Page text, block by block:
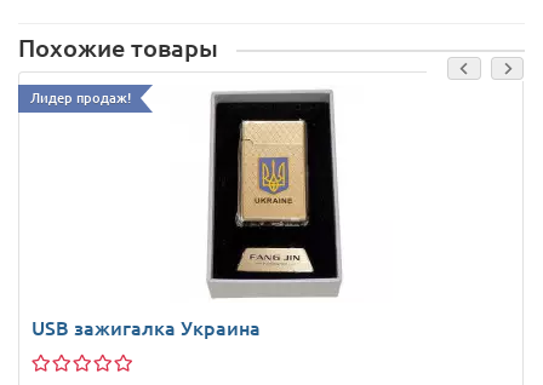
Похожие товары
Лидер продаж!
USB зажигалка Украина